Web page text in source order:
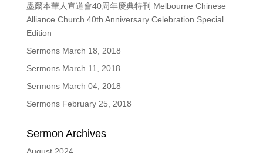
墨爾本華人宣道會40周年慶典特刊 Melbourne Chinese
Alliance Church 40th Anniversary Celebration Special
Edition
Sermons March 18, 2018
Sermons March 11, 2018
Sermons March 04, 2018
Sermons February 25, 2018
Sermon Archives
August 2024